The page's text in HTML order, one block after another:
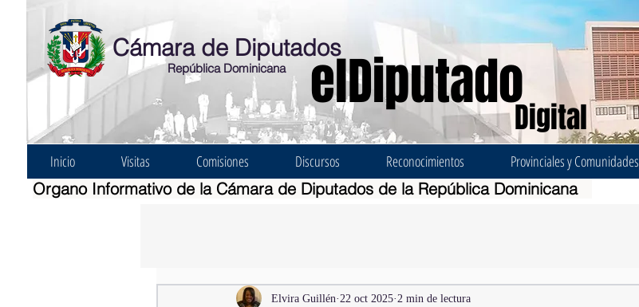
Digital
elDiputado
Cámara de Diputados
República Dominicana
Inicio Visitas Comisiones Discursos Reconocimientos Provinciales y Comunidades
Organo Informativo de la Cámara de Diputados de la República Dominicana
Elvira Guillén 22 oct 2025 2 min de lectura